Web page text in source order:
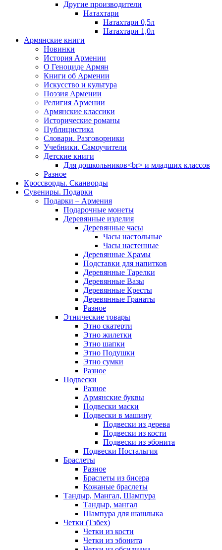
Другие производители
Натахтари
Натахтари 0,5л
Натахтари 1,0л
Армянские книги
Новинки
История Армении
О Геноциде Армян
Книги об Армении
Иcкусство и культура
Поэзия Армении
Религия Армении
Армянские классики
Исторические романы
Публицистика
Словари. Разговорники
Учебники. Самоучители
Детские книги
Для дошкольников<br> и младших классов
Разное
Кроссворды. Сканворды
Сувениры. Подарки
Подарки – Армения
Подарочные монеты
Деревянные изделия
Деревянные часы
Часы настольные
Часы настенные
Деревянные Храмы
Подставки для напитков
Деревянные Тарелки
Деревянные Вазы
Деревянные Кресты
Деревянные Гранаты
Разное
Этнические товары
Этно скатерти
Этно жилетки
Этно шапки
Этно Подушки
Этно сумки
Разное
Подвески
Разное
Армянские буквы
Подвески маски
Подвески в машину
Подвески из дерева
Подвески из кости
Подвески из эбонита
Подвески Ностальгия
Браслеты
Разное
Браслеты из бисера
Кожаные браслеты
Тандыр, Мангал, Шампура
Тандыр, мангал
Шампура для шашлыка
Четки (Тзбех)
Четки из кости
Четки из эбонита